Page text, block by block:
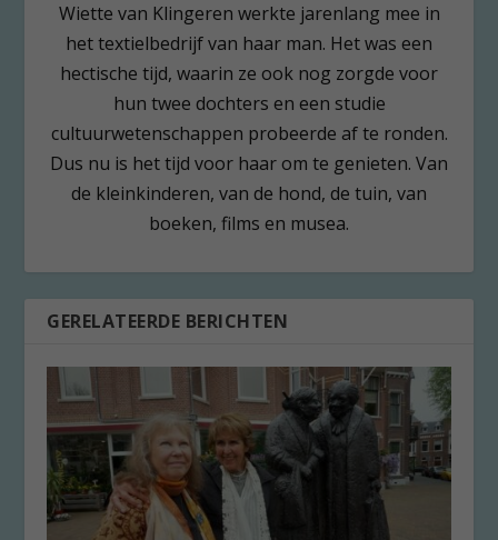
Wiette van Klingeren werkte jarenlang mee in
het textielbedrijf van haar man. Het was een
hectische tijd, waarin ze ook nog zorgde voor
hun twee dochters en een studie
cultuurwetenschappen probeerde af te ronden.
Dus nu is het tijd voor haar om te genieten. Van
de kleinkinderen, van de hond, de tuin, van
boeken, films en musea.
GERELATEERDE BERICHTEN